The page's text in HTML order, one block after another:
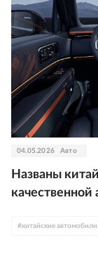
04.05.2026 Авто
Названы
качественной
#китайские автомобили